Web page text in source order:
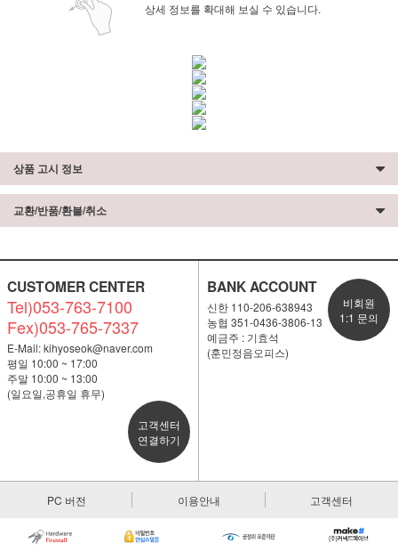
상세 정보를 확대해 보실 수 있습니다.
상품 고시 정보
교환/반품/환불/취소
CUSTOMER CENTER
Tel)053-763-7100
Fex)053-765-7337
E-Mail:kihyoseok@naver.com
평일 10:00 ~ 17:00
주말 10:00 ~ 13:00
(일요일,공휴일 휴무)
고객센터
연결하기
BANK ACCOUNT
신한 110-206-638943
농협 351-0436-3806-13
예금주 : 기효석
(훈민정음오피스)
비회원
1:1 문의
PC 버전 이용안내 고객센터